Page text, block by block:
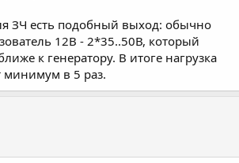
ЗЧ есть подобный выход: обычно
12В - 2*35..50В, который
к генератору. В итоге нагрузка
минимум в 5 раз.